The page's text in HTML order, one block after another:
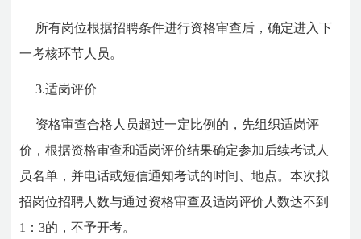
所有岗位根据招聘条件进行资格审查后，确定进入下
一考核环节人员。
3.适岗评价
资格审查合格人员超过一定比例的，先组织适岗评
价，根据资格审查和适岗评价结果确定参加后续考试人
员名单，并电话或短信通知考试的时间、地点。本次拟
招岗位招聘人数与通过资格审查及适岗评价人数达不到
1：3的，不予开考。